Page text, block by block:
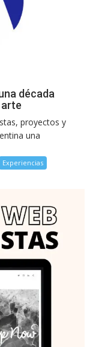
década
proyectos y
una
Experiencias